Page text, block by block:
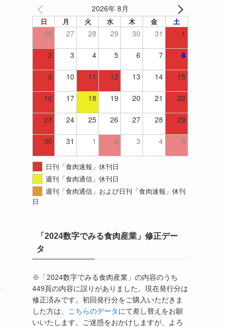
2026年 8月
日 月 火 水 木 金 土
26 27 28 29 30 31 1
2 3 4 5 6 7 8
9 10 11 12 13 14 15
16 17 18 19 20 21 22
23 24 25 26 27 28 29
30 31 1 2 3 4 5
日刊「食肉速報」休刊日
週刊「食肉通信」休刊日
週刊「食肉通信」および日刊「食肉速報」休刊
日
「2024数字でみる食肉産業」修正デー
タ
※「2024数字でみる食肉産業」の内容のうち
449頁の内容に誤りがありました。現在発行分は
修正済みです。初回発行分をご購入いただきま
した方は、
こちらのデータにて差し替えをお願
いいたします。ご迷惑をおかけしますが、よろ